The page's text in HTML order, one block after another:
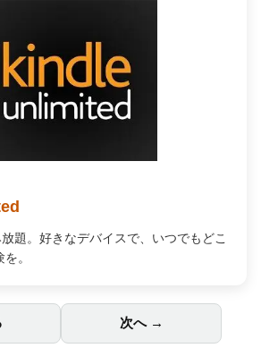
題。好きなデバイスで、いつでもどこ
。
次へ →